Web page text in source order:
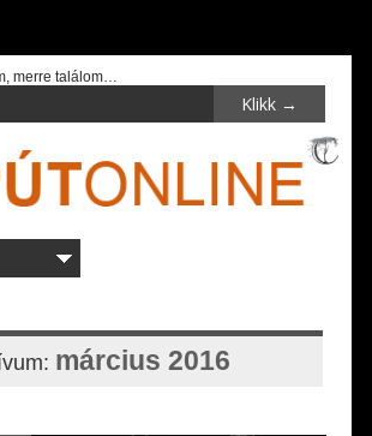
merre találom…
március 2016